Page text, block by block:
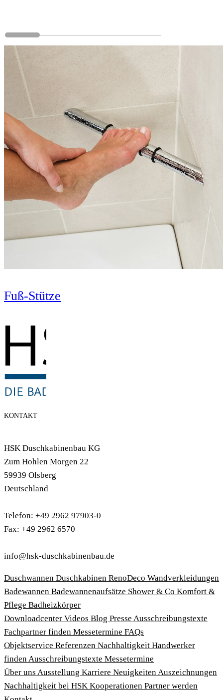
Fuß-Stütze
KONTAKT
HSK Duschkabinenbau KG
Zum Hohlen Morgen 22
59939 Olsberg
Deutschland
Telefon: +49 2962 97903-0
Fax: +49 2962 6570
info@hsk-duschkabinenbau.de
Duschwannen Duschkabinen RenoDeco Wandverkleidungen
Badewannen Badewannenaufsätze Shower & Co Komfort &
Pflege Badheizkörper
Download­center Videos Blog Presse Ausschreibungstexte
Fachpartner finden Messetermine FAQs
Objektservice Referenzen Nachhaltigkeit Handwerker
finden Ausschreibungstexte Messetermine
Über uns Ausstellung Karriere Neuigkeiten Auszeichnungen
Nachhaltigkeit bei HSK Kooperationen Partner werden